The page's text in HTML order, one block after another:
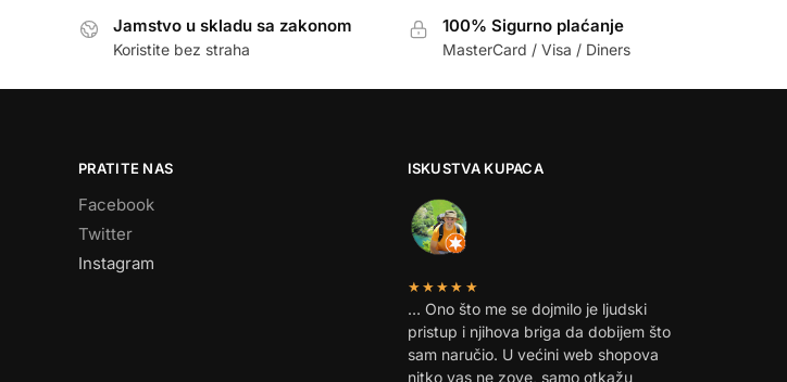
Jamstvo u skladu sa zakonom
Koristite bez straha
100% Sigurno plaćanje
MasterCard / Visa / Diners
PRATITE NAS
Facebook
Twitter
Instagram
ISKUSTVA KUPACA
★★★★★
… Ono što me se dojmilo je ljudski
pristup i njihova briga da dobijem što
sam naručio. U većini web shopova
nitko vas ne zove, samo otkažu